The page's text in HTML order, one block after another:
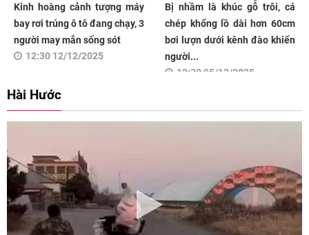
Kinh hoàng cảnh tượng máy
bay rơi trúng ô tô đang chạy, 3
người may mắn sống sót
12:30 12/12/2025
Bị nhầm là khúc gỗ trôi, cá
chép khổng lồ dài hơn 60cm
bơi lượn dưới kênh đào khiến
người...
12:30 05/12/2025
Hài Hước